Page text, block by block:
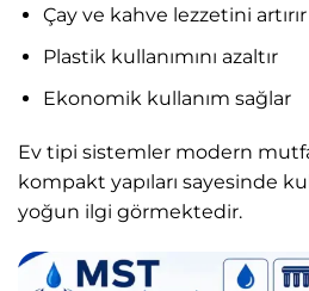
Çay ve kahve lezzetini artırır
Plastik kullanımını azaltır
Ekonomik kullanım sağlar
Ev tipi sistemler modern
kompakt yapıları sayesinde
yoğun ilgi görmektedir.